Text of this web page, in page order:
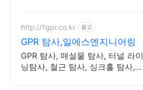
http://1gpr.co.kr 광고
GPR 탐사,일에스엔지니어링
GPR 탐사, 매설물 탐사, 터널 라이
닝탐사, 철근 탐사, 싱크홀 탐사,공